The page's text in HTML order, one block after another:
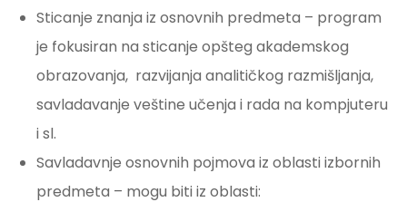
Sticanje znanja iz osnovnih predmeta – program
je fokusiran na sticanje opšteg akademskog
obrazovanja, razvijanja analitičkog razmišljanja,
savladavanje veštine učenja i rada na kompjuteru
i sl.
Savladavnje osnovnih pojmova iz oblasti izbornih
predmeta – mogu biti iz oblasti: